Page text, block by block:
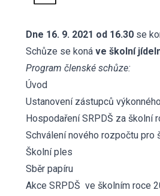
Dne 16. 9. 2021 od 16.30 se
Schůze se koná ve školní
Program členské schůze:
Úvod
Ustanovení zástupců
Hospodaření SRPDŠ za školní
Schválení nového rozpočtu
Školní ples
Sběr papíru
Akce SRPDŠ ve školním roce